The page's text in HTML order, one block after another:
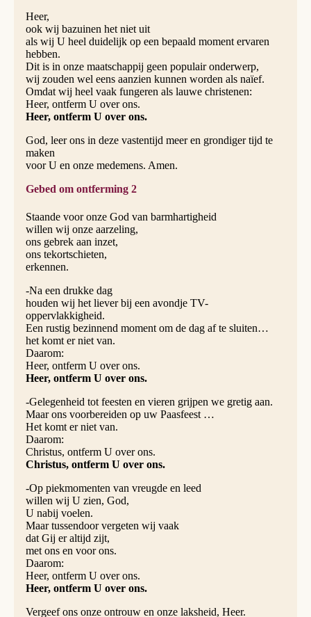
Heer,
ook wij bazuinen het niet uit
als wij U heel duidelijk op een bepaald moment ervaren
hebben.
Dit is in onze maatschappij geen populair onderwerp,
wij zouden wel eens aanzien kunnen worden als naïef.
Omdat wij heel vaak fungeren als lauwe christenen:
Heer, ontferm U over ons.
Heer, ontferm U over ons.
God, leer ons in deze vastentijd meer en grondiger tijd te
maken
voor U en onze medemens. Amen.
Gebed om ontferming 2
Staande voor onze God van barmhartigheid
willen wij onze aarzeling,
ons gebrek aan inzet,
ons tekortschieten,
erkennen.
-Na een drukke dag
houden wij het liever bij een avondje TV-
oppervlakkigheid.
Een rustig bezinnend moment om de dag af te sluiten…
het komt er niet van.
Daarom:
Heer, ontferm U over ons.
Heer, ontferm U over ons.
-Gelegenheid tot feesten en vieren grijpen we gretig aan.
Maar ons voorbereiden op uw Paasfeest …
Het komt er niet van.
Daarom:
Christus, ontferm U over ons.
Christus, ontferm U over ons.
-Op piekmomenten van vreugde en leed
willen wij U zien, God,
U nabij voelen.
Maar tussendoor vergeten wij vaak
dat Gij er altijd zijt,
met ons en voor ons.
Daarom:
Heer, ontferm U over ons.
Heer, ontferm U over ons.
Vergeef ons onze ontrouw en onze laksheid, Heer.